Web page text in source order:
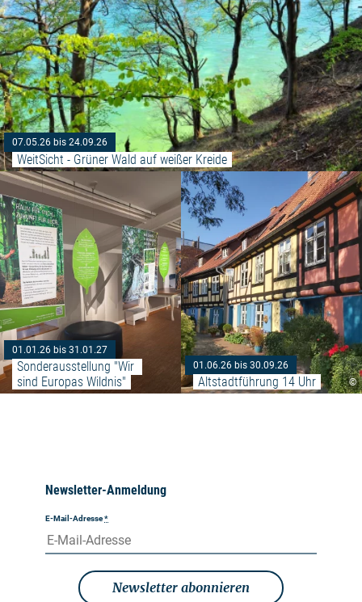
07.05.26 bis 24.09.26
WeitSicht - Grüner Wald auf weißer Kreide
01.01.26 bis 31.01.27
Sonderausstellung "Wir
sind Europas Wildnis"
Weiterlesen:
©
01.06.26 bis 30.09.26
Altstadtführung 14 Uhr
Newsletter-Anmeldung
E-Mail-Adresse*
Newsletter abonnieren